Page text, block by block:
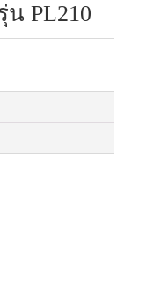
PL210